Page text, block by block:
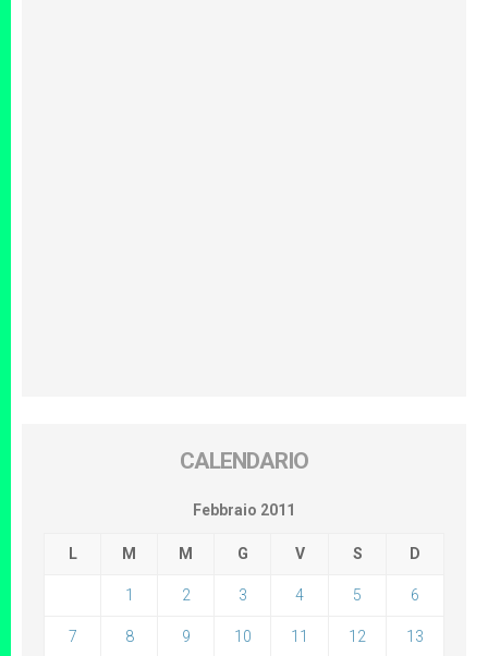
CALENDARIO
Febbraio 2011
L M M G V S D
1 2 3 4 5 6
7 8 9 10 11 12 13